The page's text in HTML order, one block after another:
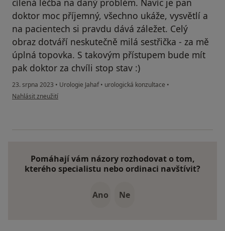
cílená léčba na daný problém. Navíc je pan
doktor moc příjemný, všechno ukáže, vysvětlí a
na pacientech si pravdu dává záležet. Celý
obraz dotváří neskutečně milá sestřička - za mě
úplná topovka. S takovým přístupem bude mít
pak doktor za chvíli stop stav :)
23. srpna 2023 • Urologie Jahaf• urologická konzultace •
podle názoru uživatele Natálie R.
Nahlásit zneužití
Pomáhají vám názory rozhodovat o tom,
kterého specialistu nebo ordinaci navštívit?
Ano Ne